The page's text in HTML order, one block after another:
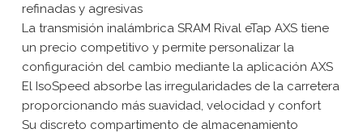
refinadas y agresivas
La transmisión inalámbrica SRAM Rival eTap AXS tiene
un precio competitivo y permite personalizar la
configuración del cambio mediante la aplicación AXS
El IsoSpeed absorbe las irregularidades de la carretera
proporcionando más suavidad, velocidad y confort
Su discreto compartimento de almacenamiento